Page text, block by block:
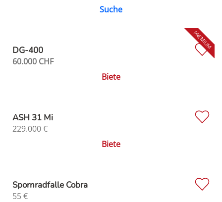
Suche
DG-400
60.000 CHF
Biete
ASH 31 Mi
229.000€
Biete
Spornradfalle Cobra
55€